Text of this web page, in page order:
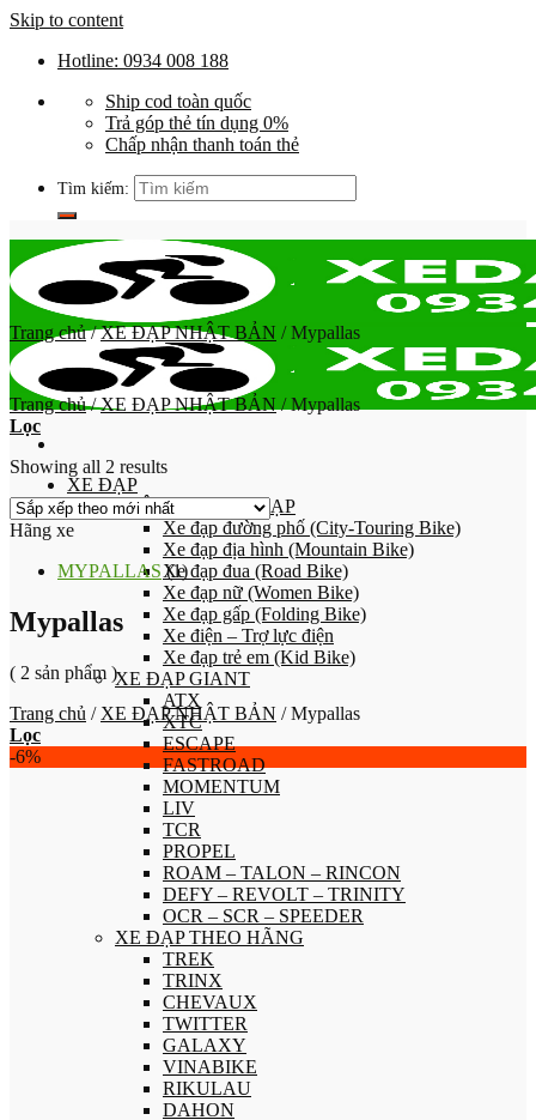
Skip to content
Hotline: 0934 008 188
Ship cod toàn quốc
Trả góp thẻ tín dụng 0%
Chấp nhận thanh toán thẻ
Tìm kiếm:
XE ĐẠP
PHÂN LOẠI XE ĐẠP
Xe đạp đường phố (City-Touring Bike)
Xe đạp địa hình (Mountain Bike)
Xe đạp đua (Road Bike)
Xe đạp nữ (Women Bike)
Xe đạp gấp (Folding Bike)
Xe điện – Trợ lực điện
Xe đạp trẻ em (Kid Bike)
XE ĐẠP GIANT
ATX
XTC
ESCAPE
FASTROAD
MOMENTUM
LIV
TCR
PROPEL
ROAM – TALON – RINCON
DEFY – REVOLT – TRINITY
OCR – SCR – SPEEDER
XE ĐẠP THEO HÃNG
TREK
TRINX
CHEVAUX
TWITTER
GALAXY
VINABIKE
RIKULAU
DAHON
Trang chủ / XE ĐẠP NHẬT BẢN /Mypallas
Trang chủ / XE ĐẠP NHẬT BẢN /Mypallas
Lọc
Showing all 2 results
Hãng xe
MYPALLAS (1)
Mypallas
( 2 sản phẩm )
Trang chủ / XE ĐẠP NHẬT BẢN /Mypallas
Lọc
-6%